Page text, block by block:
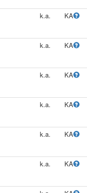
k.a. KA
k.a. KA
k.a. KA
k.a. KA
k.a. KA
k.a. KA